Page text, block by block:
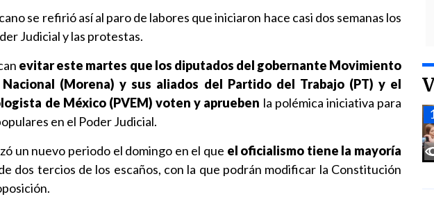
se refirió así al paro de labores que iniciaron hace casi dos semanas los
Judicial y las protestas.
evitar este martes que los diputados del gobernante Movimiento
(Morena) y sus aliados del Partido del Trabajo (PT) y el
de México (PVEM) voten y aprueben la polémica iniciativa para
en el Poder Judicial.
un nuevo periodo el domingo en el que el oficialismo tiene la mayoría
dos tercios de los escaños, con la que podrán modificar la Constitución